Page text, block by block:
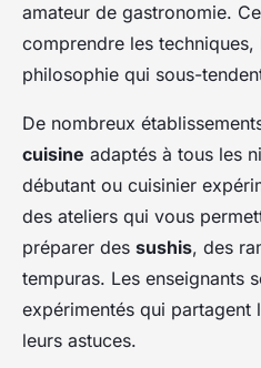
amateur de gastronomie.
comprendre les
philosophie qui sous-
De nombreux
cuisine adaptés à tous les
débutant ou cuisinier
des ateliers qui vous
préparer des sushis, des
tempuras. Les enseignants
expérimentés qui partagent
leurs astuces.